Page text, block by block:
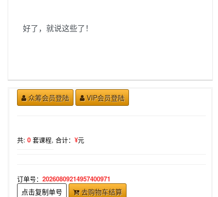
好了，就说这些了！
众筹会员登陆 VIP会员登陆
共: 0 套课程, 合计： ¥元
订单号： 20260809214957400971
点击复制单号 去购物车结算